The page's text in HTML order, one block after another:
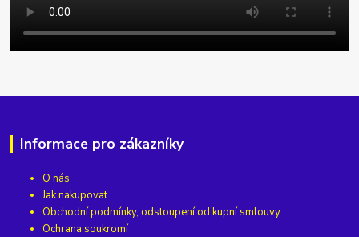
Informace pro zákazníky
O nás
Jak nakupovat
Obchodní podmínky, odstoupení od kupní smlouvy
Ochrana soukromí